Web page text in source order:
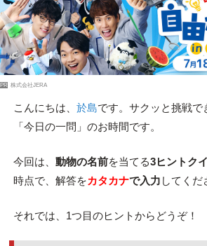
PR 株式会社JERA
こんにちは、 於島です。サクッと挑戦
「今日の一問」のお時間です。
今回は、 動物の名前を当てる3ヒントク
時点で、解答をカタカナで入力 してくだ
それでは、1つ目のヒントからどうぞ！